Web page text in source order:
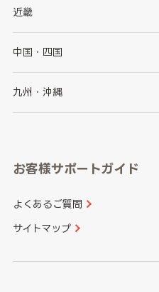
秋田県
群馬県
千葉県
新潟県
石川県
山梨県
愛知県
近畿
大阪府
京都府
和歌山県
中国・四国
鳥取県
山口県
香川県
九州・沖縄
長崎県
大分県
お客様サポートガイド
よくあるご質問
サイトマップ